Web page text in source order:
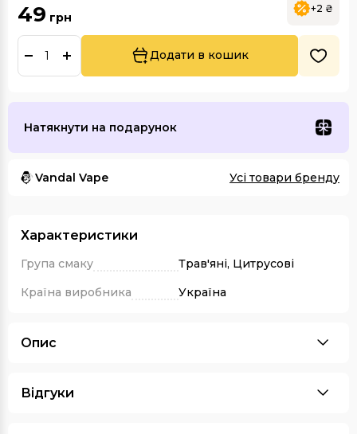
49 грн
+2 ₴
Додати в кошик
Натякнути на подарунок
Vandal Vape Усі товари бренду
Характеристики
Група смаку
Трав'яні, Цитрусові
Країна виробника
Україна
Опис
Відгуки